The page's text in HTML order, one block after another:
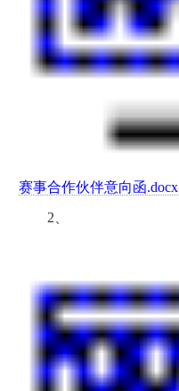
赛事合作伙伴意向函.docx
2、